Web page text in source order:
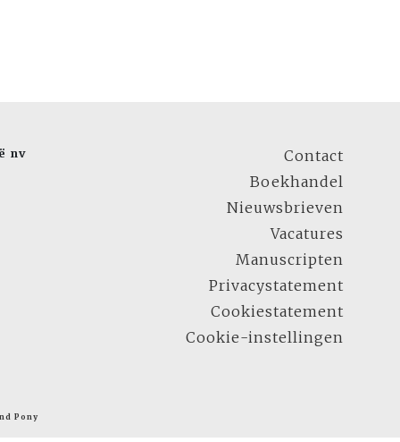
nv
Contact
Boekhandel
Nieuwsbrieven
Vacatures
Manuscripten
Privacystatement
Cookiestatement
Cookie-instellingen
Pony